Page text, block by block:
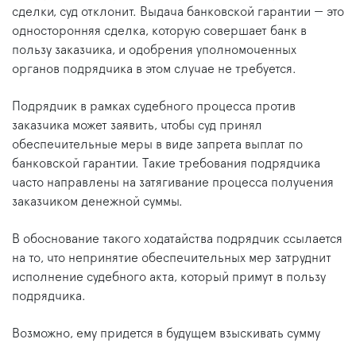
сделки, суд отклонит. Выдача банковской гарантии — это
односторонняя сделка, которую совершает банк в
пользу заказчика, и одобрения уполномоченных
органов подрядчика в этом случае не требуется.
Подрядчик в рамках судебного процесса против
заказчика может заявить, чтобы суд принял
обеспечительные меры в виде запрета выплат по
банковской гарантии. Такие требования подрядчика
часто направлены на затягивание процесса получения
заказчиком денежной суммы.
В обоснование такого ходатайства подрядчик ссылается
на то, что непринятие обеспечительных мер затруднит
исполнение судебного акта, который примут в пользу
подрядчика.
Возможно, ему придется в будущем взыскивать сумму